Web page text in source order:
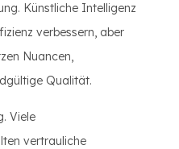
Künstliche Intelligenz
verbessern, aber
Nuancen,
Qualität.
Viele
vertrauliche